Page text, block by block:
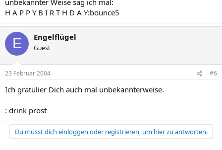
H A P P Y B I R T H D A Y:bounce5
E Engelflügel
Guest
23 Februar 2004 #6
Ich gratulier Dich auch mal unbekannterweise.
: drink prost
Du musst dich einloggen oder registrieren, um hier zu antworten.